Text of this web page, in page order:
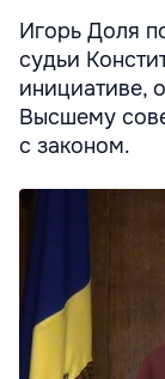
Игорь Доля
судьи
инициативе,
Высшему
с законом.